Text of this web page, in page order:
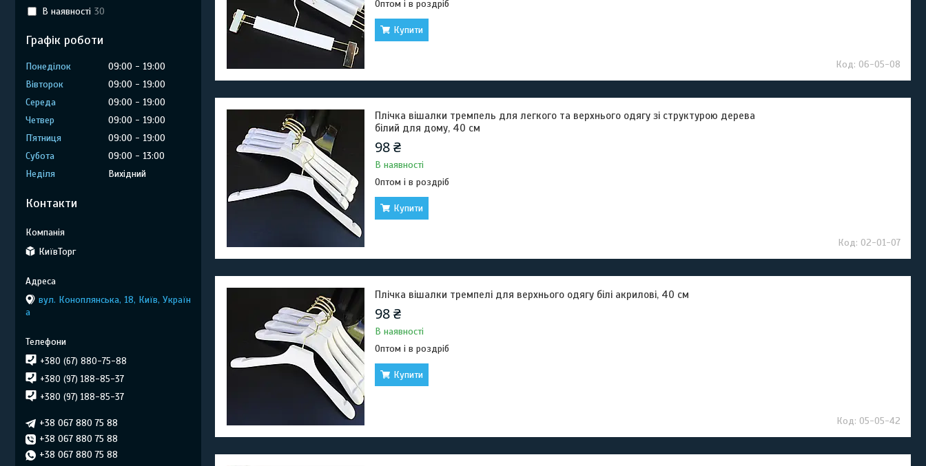
Оптом і в роздріб
Купити
06-05-08
Плічка вішалки тремпель для легкого та верхнього одягу зі структурою дерева
білий для дому, 40 см
98 ₴
В наявності
Оптом і в роздріб
Купити
02-01-07
Плічка вішалки тремпелі для верхнього одягу білі акрилові, 40 см
98 ₴
В наявності
Оптом і в роздріб
Купити
05-05-42
В наявності 30
Графік роботи
Понеділок 09:00
19:00
Вівторок
09:00
19:00
Середа
09:00
19:00
Четвер
09:00
19:00
Пʼятниця
09:00
19:00
Субота
09:00
13:00
Неділя
Вихідний
Контакти
КиївТорг
вул. Коноплянська, 18, Київ, Україн
а
+380 (67) 880-75-88
+380 (97) 188-85-37
+380 (97) 188-85-37
+38 067 880 75 88
+38 067 880 75 88
+38 067 880 75 88